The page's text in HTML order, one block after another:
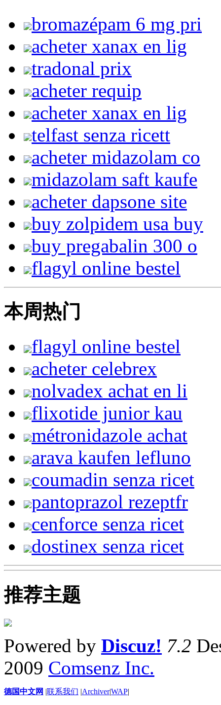
bromazépam 6 mg pri
acheter xanax en lig
tradonal prix
acheter requip
acheter xanax en lig
telfast senza ricett
acheter midazolam co
midazolam saft kaufe
acheter dapsone site
buy zolpidem usa buy
buy pregabalin 300 o
flagyl online bestel
本周热门
flagyl online bestel
acheter celebrex
nolvadex achat en li
flixotide junior kau
métronidazole achat
arava kaufen lefluno
coumadin senza ricet
pantoprazol rezeptfr
cenforce senza ricet
dostinex senza ricet
推荐主题
Powered by Discuz! 7.2
2009 Comsenz Inc.
德国中文网 |联系我们 |Archiver|WAP|